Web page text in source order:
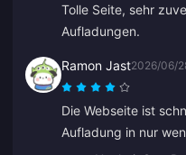
Tolle Seite, sehr
Aufladungen.
Ramon Jast2026/06/
Die Webseite ist
Aufladung in nur